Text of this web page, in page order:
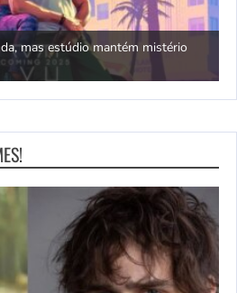
mas estúdio mantém mistério